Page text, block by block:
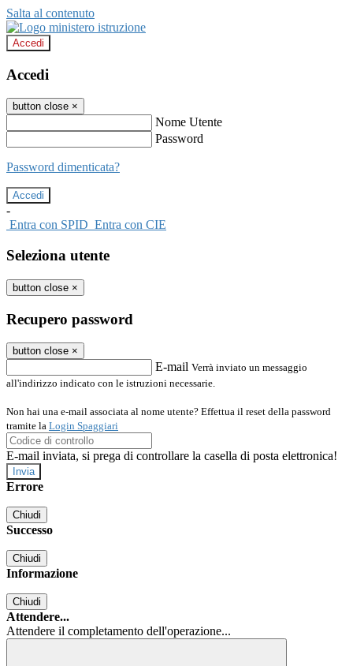
Salta al contenuto
Accedi
Accedi
button close ×
Nome Utente
Password
Password dimenticata?
-
Entra con SPID Entra con CIE
Seleziona utente
button close ×
Recupero password
button close ×
E-mail Verrà inviato un messaggio
all'indirizzo indicato con le istruzioni necessarie.
Non hai una e-mail associata al nome utente? Effettua il reset della password
tramite la Login Spaggiari
E-mail inviata, si prega di controllare la casella di posta elettronica!
Errore
Chiudi
Successo
Chiudi
Informazione
Chiudi
Attendere...
Attendere il completamento dell'operazione...